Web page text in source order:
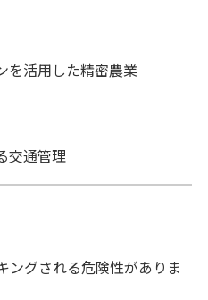
を活用した精密農業
交通管理
ングされる危険性がありま